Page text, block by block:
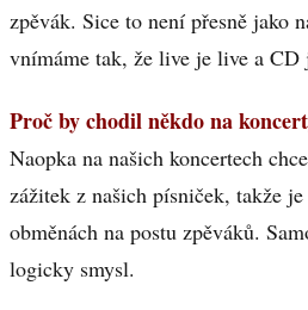
zpěvák. Sice to není přesně jako
vnímáme tak, že live je live a CD
Proč by chodil někdo na
Naopka na našich koncertech
zážitek z našich písniček, takže
obměnách na postu zpěváků.
logicky smysl.